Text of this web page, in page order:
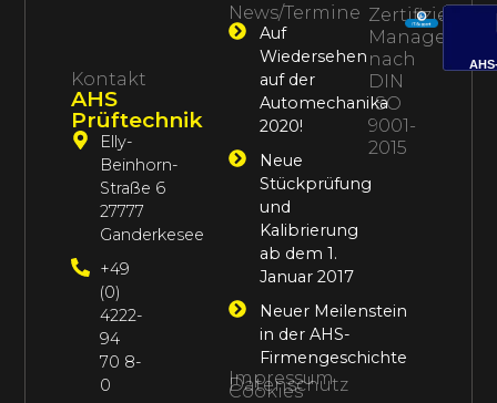
News/Termine
Auf
Wiedersehen
auf der
Automechanika
2020!
Neue
Stückprüfung
und
Kalibrierung
ab dem 1.
Januar 2017
Neuer Meilenstein
in der AHS-
Firmengeschichte
Impressum
Datenschutz
Cookies
Kontakt
AHS
Prüftechnik
Elly-
Beinhorn-
Straße 6
27777
Ganderkesee
+49
(0)
4222-
94
70 8-
0
Zertifiziertes
nach
DIN
ISO
9001-
2015